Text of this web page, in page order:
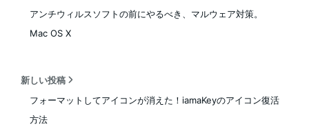
アンチウィルスソフトの前にやるべき、マルウェア対策。
Mac OS X
新しい投稿
フォーマットしてアイコンが消えた！iamaKeyのアイコン復活
方法